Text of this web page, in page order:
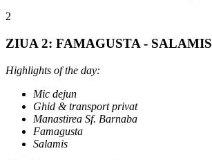
2
ZIUA 2: FAMAGUSTA - SALAMIS
Highlights of the day:
Mic dejun
Ghid & transport privat
Manastirea Sf. Barnaba
Famagusta
Salamis